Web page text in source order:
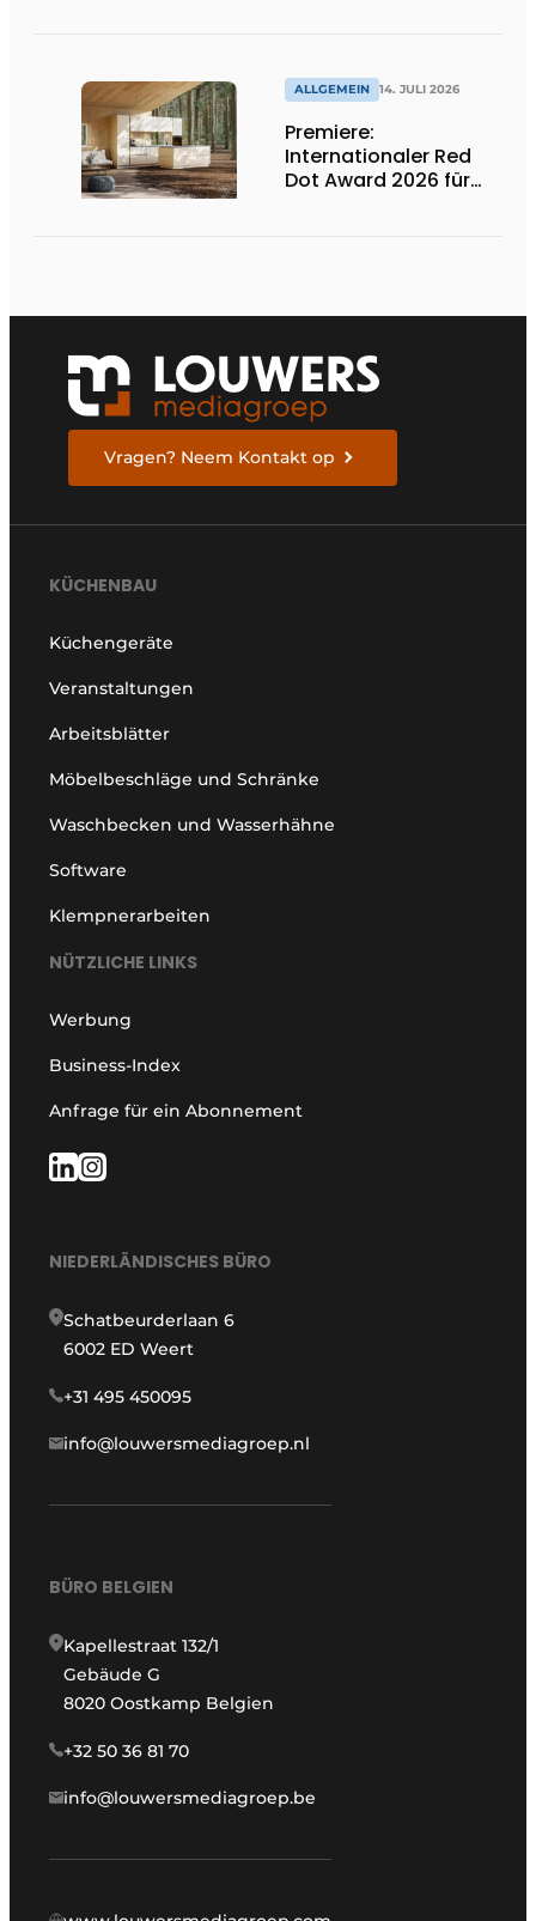
ALLGEMEIN 14. JULI 2026
Premiere:
Internationaler Red
Dot Award 2026 für
Vragen? Neem Kontakt op
KÜCHENBAU
Küchengeräte
Veranstaltungen
Arbeitsblätter
Möbelbeschläge und Schränke
Waschbecken und Wasserhähne
Software
Klempnerarbeiten
NÜTZLICHE LINKS
Werbung
Business-Index
Anfrage für ein Abonnement
NIEDERLÄNDISCHES BÜRO
Schatbeurderlaan 6
6002 ED Weert
+31 495 450095
info@louwersmediagroep.nl
BÜRO BELGIEN
Kapellestraat 132/1
Gebäude G
8020 Oostkamp Belgien
+32 50 36 81 70
info@louwersmediagroep.be